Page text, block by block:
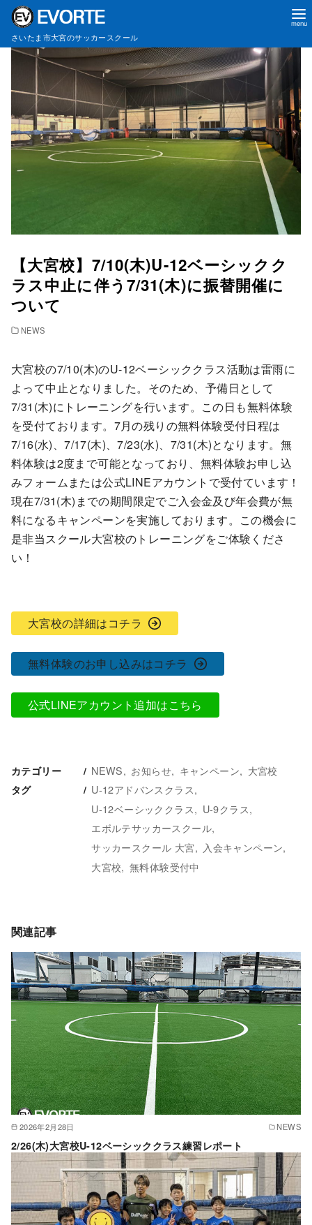
ンさいたま市大宮のサッカースクール
【大宮校】7/10(木)U-12ベーシックク
ラス中止に伴う7/31(木)に振替開催に
ついて
NEWS
大宮校の7/10(木)のU-12ベーシッククラス活動は雷雨に
よって中止となりました。そのため、予備日として
7/31(木)にトレーニングを行います。この日も無料体験
を受付ております。7月の残りの無料体験受付日程は
7/16(水)、7/17(木)、7/23(水)、7/31(木)となります。無
料体験は2度まで可能となっており、無料体験お申し込
みフォームまたは公式LINEアカウントで受付ています！
現在7/31(木)までの期間限定でご入会金及び年会費が無
料になるキャンペーンを実施しております。この機会に
是非当スクール大宮校のトレーニングをご体験くださ
い！
大宮校の詳細はコチラ
無料体験のお申し込みはコチラ
公式LINEアカウント追加はこちら
カテゴリー NEWS お知らせ キャンペーン 大宮校
タグ
U-12アドバンスクラス
U-12ベーシッククラス
U-9クラス
エボルテサッカースクール
サッカースクール 大宮
入会キャンペーン
大宮校
無料体験受付中
関連記事
2026年2月28日 NEWS
2/26(木)大宮校U-12ベーシッククラス練習レポート